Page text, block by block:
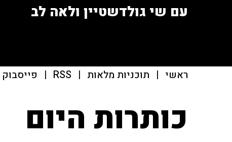
עם שי גולדשטיין ולאה לב
ראשי | תוכניות מלאות |
RSS
| פייסבוק
כותרות היום